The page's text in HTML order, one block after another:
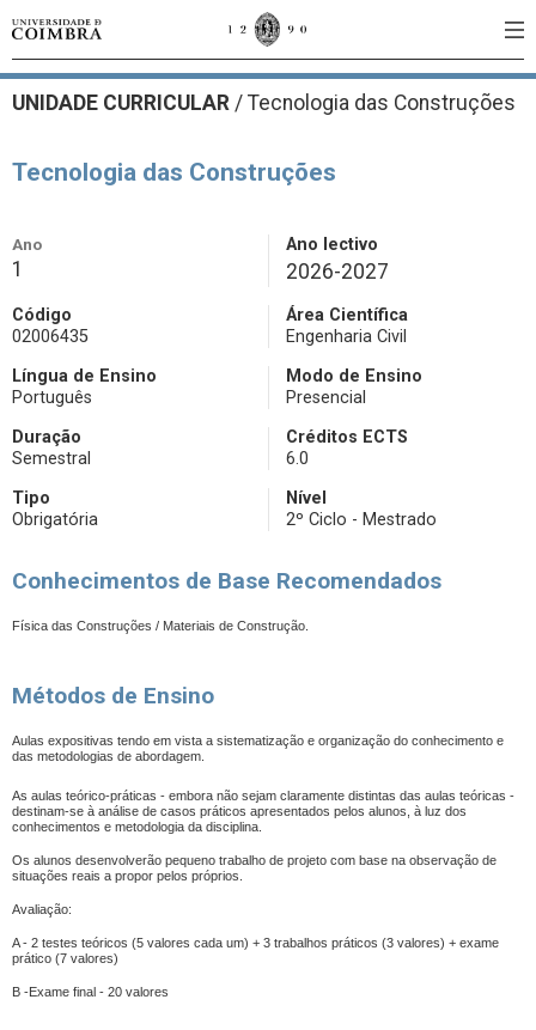
UNIDADE CURRICULAR / Tecnologia das Construções
Tecnologia das Construções
Ano
1
Ano lectivo
2026-2027
Código
02006435
Área Científica
Engenharia Civil
Língua de Ensino
Português
Modo de Ensino
Presencial
Duração
Semestral
Créditos ECTS
6.0
Tipo
Obrigatória
Nível
2º Ciclo - Mestrado
Conhecimentos de Base Recomendados
Física das Construções / Materiais de Construção.
Métodos de Ensino
Aulas expositivas tendo em vista a sistematização e organização do conhecimento e
das metodologias de abordagem.
As aulas teórico-práticas - embora não sejam claramente distintas das aulas teóricas -
destinam-se à análise de casos práticos apresentados pelos alunos, à luz dos
conhecimentos e metodologia da disciplina.
Os alunos desenvolverão pequeno trabalho de projeto com base na observação de
situações reais a propor pelos próprios.
Avaliação:
A - 2 testes teóricos (5 valores cada um) + 3 trabalhos práticos (3 valores) + exame
prático (7 valores)
B -Exame final - 20 valores